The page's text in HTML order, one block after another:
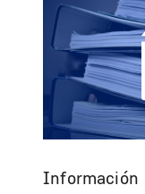
Información